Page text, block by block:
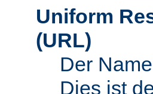
Uniform
(URL)
Der
Dies ist